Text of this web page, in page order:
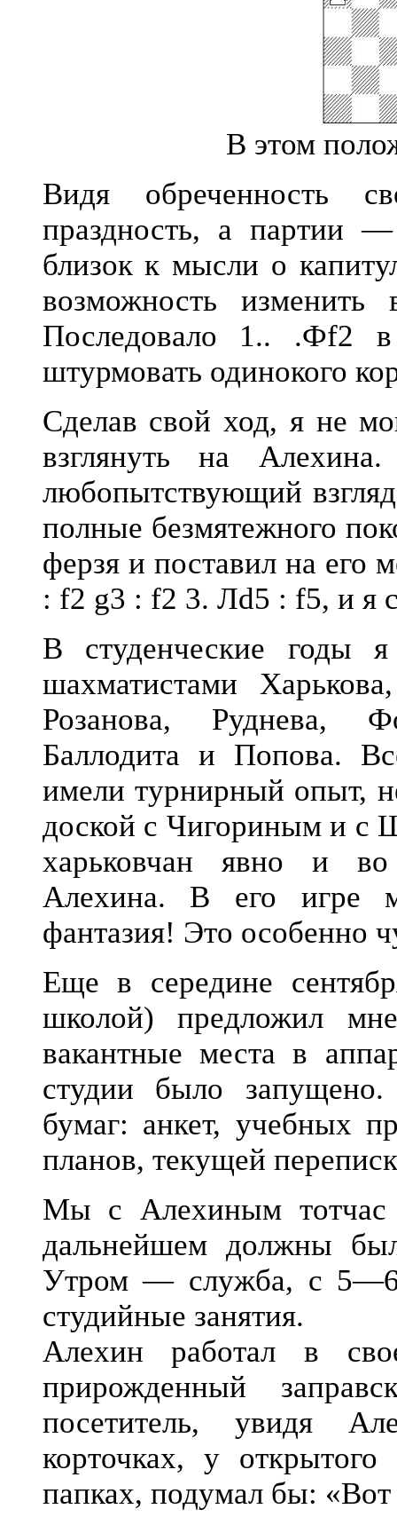
В этом
Видя обреченность
праздность, а партии
близок к мысли о
возможность
Последовало 1.. .Фf2 в
штурмовать одинокого
Сделав свой ход, я не
взглянуть на
любопытствующий
полные безмятежного
ферзя и поставил на его
: f2 g3 : f2 3. Лd5 : f5, и я
В студенческие годы
шахматистами
Розанова, Руднева,
Баллодита и Попова.
имели турнирный опыт,
доской с Чигориным и с
харьковчан явно и во
Алехина. В его игре
фантазия! Это особенно
Еще в середине
школой) предложил
вакантные места в
студии было
бумаг: анкет, учебных
планов, текущей
Мы с Алехиным
дальнейшем должны
Утром — служба, с
студийные занятия.
Алехин работал в
прирожденный
посетитель, увидя
корточках, у
папках, подумал бы: